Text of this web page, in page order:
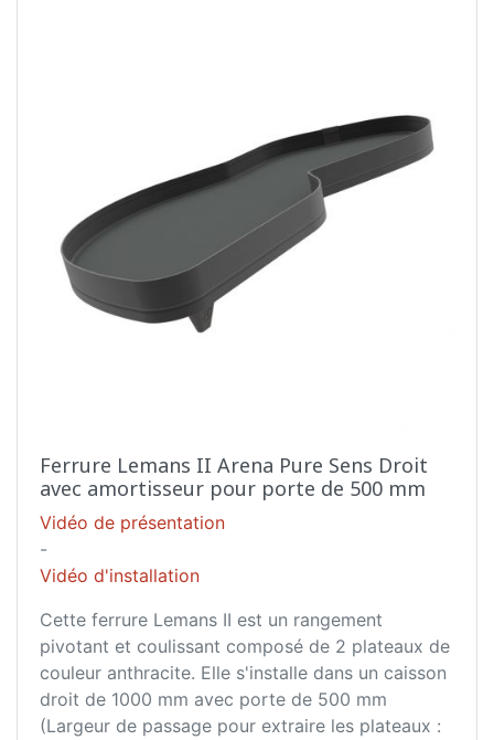
Ferrure Lemans II Arena Pure Sens Droit
avec amortisseur pour porte de 500 mm
Vidéo de présentation
-
Vidéo d'installation
Cette ferrure Lemans II est un rangement
pivotant et coulissant composé de 2 plateaux de
couleur anthracite. Elle s'installe dans un caisson
droit de 1000 mm avec porte de 500 mm
(Largeur de passage pour extraire les plateaux :